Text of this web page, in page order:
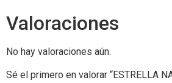
Valoraciones
No hay valoraciones aún.
Sé el primero en valorar “ESTRELLA